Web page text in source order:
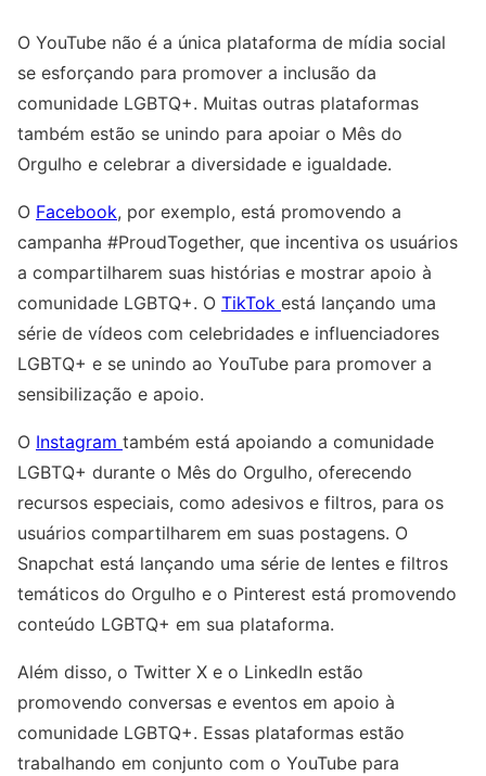
O YouTube não é a única plataforma de mídia social
se esforçando para promover a inclusão da
comunidade LGBTQ+. Muitas outras plataformas
também estão se unindo para apoiar o Mês do
Orgulho e celebrar a diversidade e igualdade.
O Facebook, por exemplo, está promovendo a
campanha #ProudTogether, que incentiva os usuários
a compartilharem suas histórias e mostrar apoio à
comunidade LGBTQ+. O TikTok está lançando uma
série de vídeos com celebridades e influenciadores
LGBTQ+ e se unindo ao YouTube para promover a
sensibilização e apoio.
O Instagram também está apoiando a comunidade
LGBTQ+ durante o Mês do Orgulho, oferecendo
recursos especiais, como adesivos e filtros, para os
usuários compartilharem em suas postagens. O
Snapchat está lançando uma série de lentes e filtros
temáticos do Orgulho e o Pinterest está promovendo
conteúdo LGBTQ+ em sua plataforma.
Além disso, o Twitter X e o LinkedIn estão
promovendo conversas e eventos em apoio à
comunidade LGBTQ+. Essas plataformas estão
trabalhando em conjunto com o YouTube para